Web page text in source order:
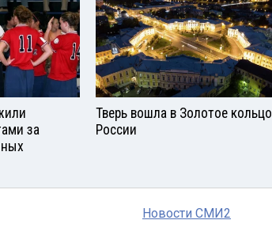
за
Тверь вошла в Золотое кольцо
России
Новости СМИ2